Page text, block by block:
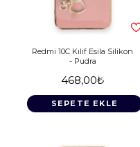
Redmi 10C Kılıf Esila Silikon
- Pudra
468,00₺
SEPETE EKLE